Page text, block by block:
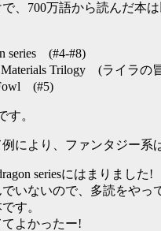
、700万語から読んだ本
series (#4-#8)
Materials Trilogy (ライラの
(#5)
す。
により、ファンタジー系
seriesにはまりました!
いないので、多読をやっ
す。
よかったー!